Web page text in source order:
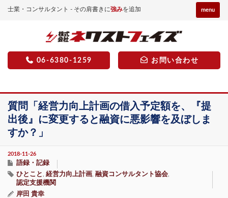
士業・コンサルタント - その肩書きに強みを追加 menu
06-6380-1259 お問い合わせ
質問「経営力向上計画の借入予定額を、『提
出後』に変更すると融資に悪影響を及ぼしま
すか？」
2018-11-26
語録・記録
ひとこと
経営力向上計画 融資コンサルタント協会
認定支援機関
岸田 貴幸